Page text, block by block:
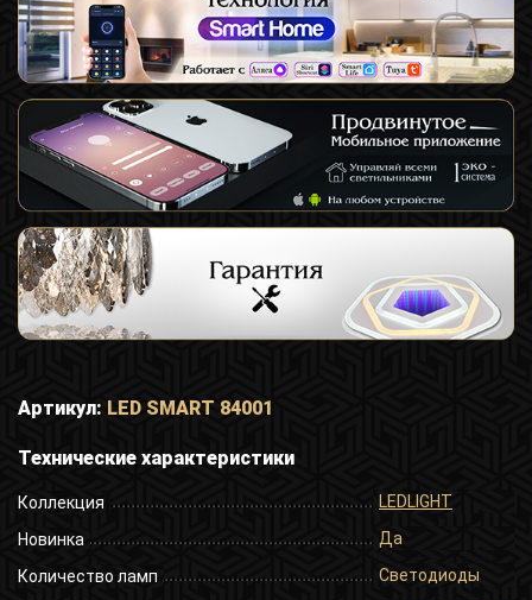
Артикул: LED SMART 84001
Технические характеристики
Коллекция LEDLIGHT
Новинка Да
Количество ламп Светодиоды